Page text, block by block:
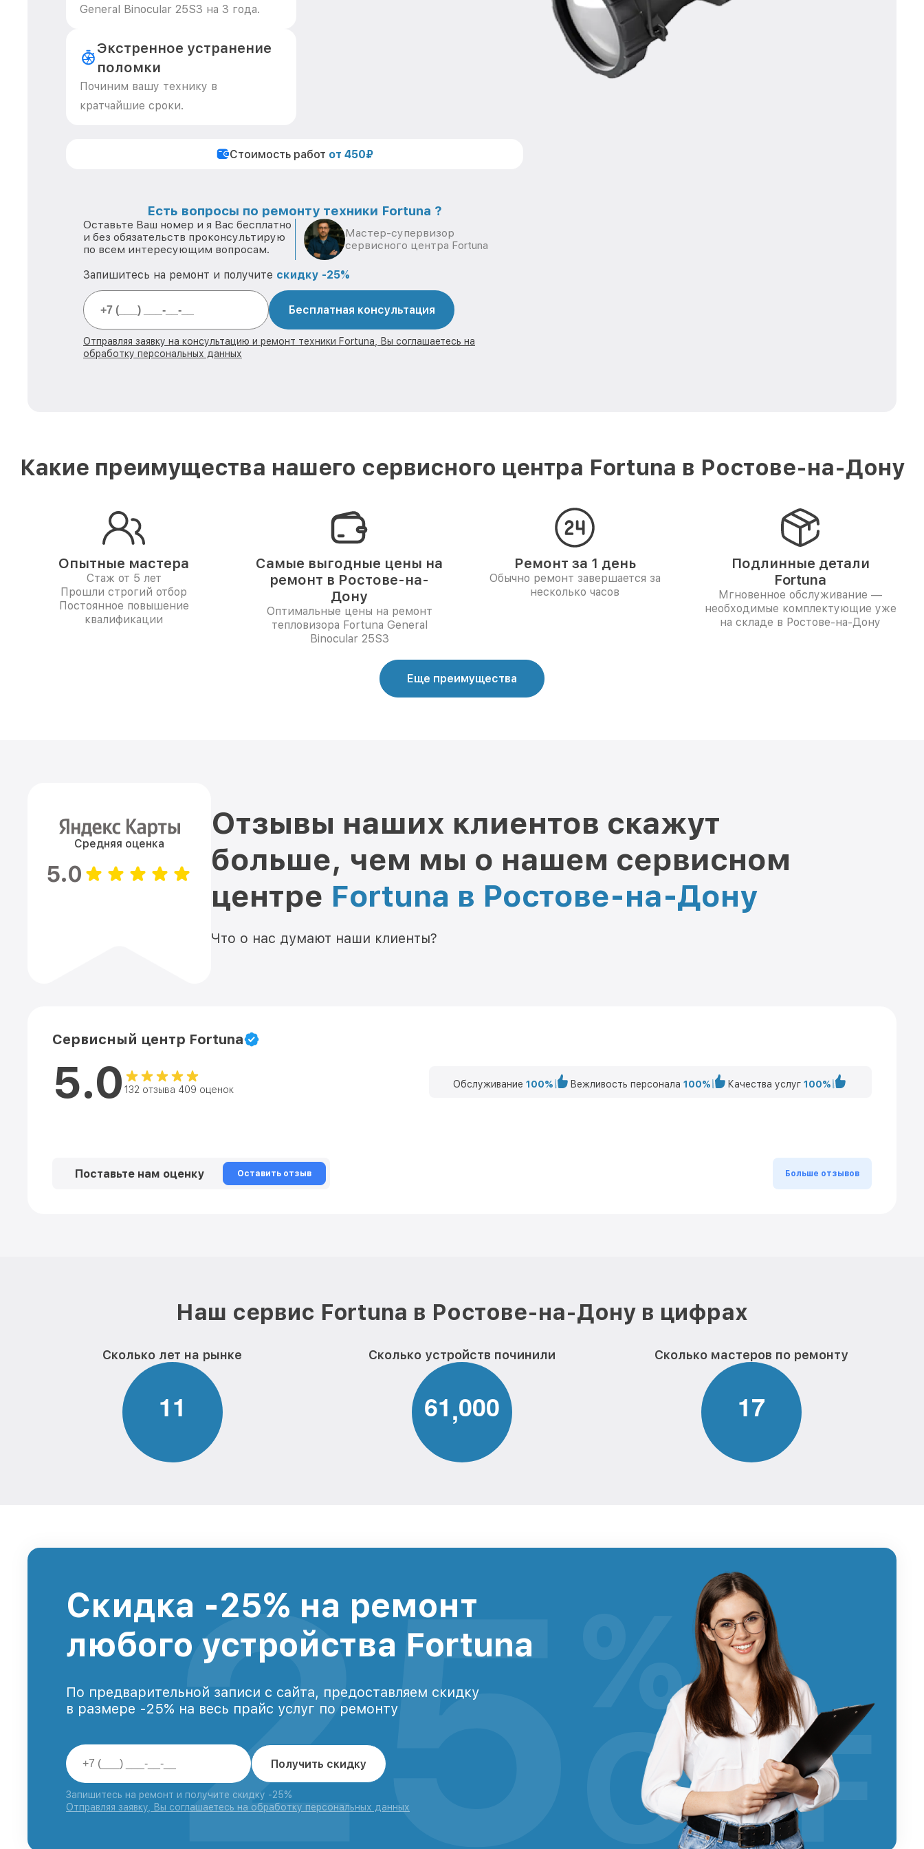
General Binocular 25S3 на 3 года.
Экстренное устранение
поломки
Починим вашу технику в
кратчайшие сроки.
Стоимость работ от 450₽
Есть вопросы по ремонту техники Fortuna ?
Оставьте Ваш номер и я Вас бесплатно
и без обязательств проконсультирую
по всем интересующим вопросам.
Мастер-супервизор
сервисного центра Fortuna
Запишитесь на ремонт и получите скидку -25%
Бесплатная консультация
Отправляя заявку на консультацию и ремонт техники Fortuna, Вы соглашаетесь на
обработку персональных данных
Какие преимущества нашего сервисного центра Fortuna в Ростове-на-Дону
Опытные мастера
Стаж от 5 лет
Прошли строгий отбор
Постоянное повышение
квалификации
Самые выгодные цены на
ремонт в Ростове-на-
Дону
Оптимальные цены на ремонт
тепловизора Fortuna General
Binocular 25S3
Ремонт за 1 день
Обычно ремонт завершается за
несколько часов
Подлинные детали
Fortuna
Мгновенное обслуживание —
необходимые комплектующие уже
на складе в Ростове-на-Дону
Еще преимущества
Средняя оценка
5.0
Отзывы наших клиентов скажут
больше, чем мы о нашем сервисном
центре Fortuna в Ростове-на-Дону
Что о нас думают наши клиенты?
Сервисный центр Fortuna
5.0 132 отзыва 409 оценок Обслуживание 100% Вежливость персонала 100% Качества услуг 100%
Поставьте нам оценку Оставить отзыв Больше отзывов
Наш сервис Fortuna в Ростове-на-Дону в цифрах
Сколько лет на рынке
11
Сколько устройств починили
61,000
Сколько мастеров по ремонту
17
Скидка -25% на ремонт
любого устройства Fortuna
По предварительной записи с сайта, предоставляем скидку
в размере -25% на весь прайс услуг по ремонту
Получить скидку
Запишитесь на ремонт и получите скидку -25%
Отправляя заявку, Вы соглашаетесь на обработку персональных данных
25 %
OFF